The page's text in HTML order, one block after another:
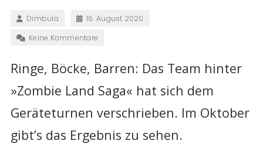
Dimbula
16. August 2020
Keine Kommentare
Ringe, Böcke, Barren: Das Team hinter
»Zombie Land Saga« hat sich dem
Geräteturnen verschrieben. Im Oktober
gibt’s das Ergebnis zu sehen.